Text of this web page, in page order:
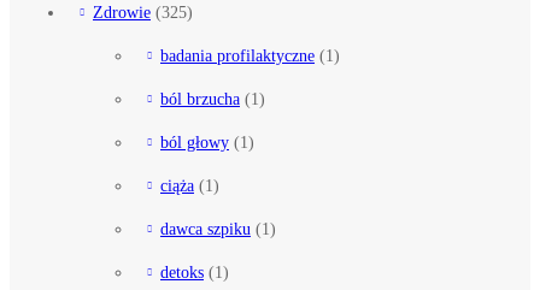
Zdrowie (325)
badania profilaktyczne (1)
ból brzucha (1)
ból głowy (1)
ciąża (1)
dawca szpiku (1)
detoks (1)